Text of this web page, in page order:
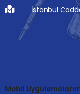
İstanbul
Mobil